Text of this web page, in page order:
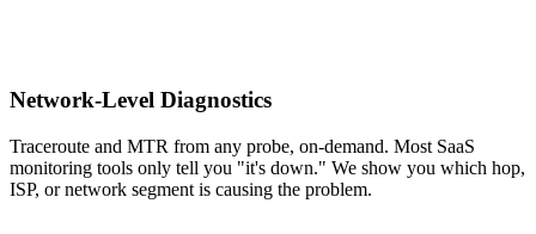
Network-Level Diagnostics
Traceroute and MTR from any probe, on-demand. Most SaaS
monitoring tools only tell you "it's down." We show you which hop,
ISP, or network segment is causing the problem.